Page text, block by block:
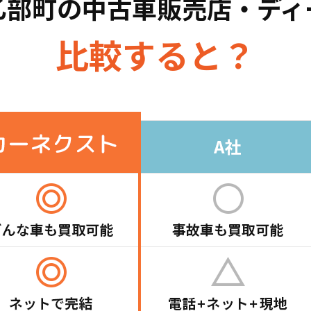
町の中古車販売店・デ
比較すると？